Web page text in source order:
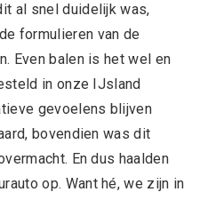
al snel duidelijk was,
formulieren van de
Even balen is het wel en
in onze IJsland
gevoelens blijven
bovendien was dit
En dus haalden
op. Want hé, we zijn in